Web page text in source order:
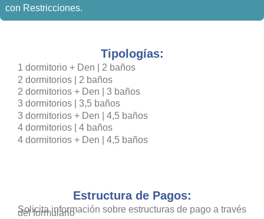
con Restricciones.
Tipologías:
1 dormitorio + Den | 2 baños
2 dormitorios | 2 baños
2 dormitorios + Den | 3 baños
3 dormitorios | 3,5 baños
3 dormitorios + Den | 4,5 baños
4 dormitorios | 4 baños
4 dormitorios + Den | 4,5 baños
Estructura de Pagos:
Solicita información sobre estructuras de pago a través
del formulario